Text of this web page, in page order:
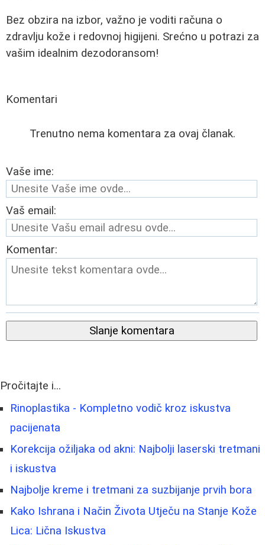
Bez obzira na izbor, važno je voditi računa o
zdravlju kože i redovnoj higijeni. Srećno u potrazi za
vašim idealnim dezodoransom!
Komentari
Trenutno nema komentara za ovaj članak.
Vaše ime:
Vaš email:
Komentar:
Slanje komentara
Pročitajte i...
Rinoplastika - Kompletno vodič kroz iskustva
pacijenata
Korekcija ožiljaka od akni: Najbolji laserski tretmani
i iskustva
Najbolje kreme i tretmani za suzbijanje prvih bora
Kako Ishrana i Način Života Utječu na Stanje Kože
Lica: Lična Iskustva